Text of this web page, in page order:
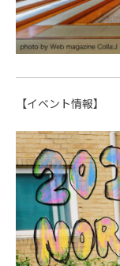
【イベント情報】